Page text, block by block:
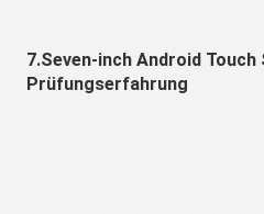
7.Seven-inch Android
Prüfungserfahrung